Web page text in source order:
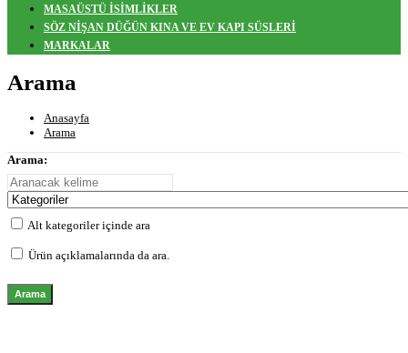
MASAÜSTÜ İSİMLİKLER
SÖZ NİŞAN DÜĞÜN KINA VE EV KAPI SÜSLERİ
MARKALAR
Arama
Anasayfa
Arama
Arama:
Alt kategoriler içinde ara
Ürün açıklamalarında da ara.